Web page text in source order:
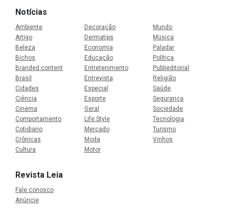
Notícias
Ambiente
Artigo
Beleza
Bichos
Branded content
Brasil
Cidades
Ciência
Cinema
Comportamento
Cotidiano
Crônicas
Cultura
Decoração
Dermatips
Economia
Educação
Entretenimento
Entrevista
Especial
Esporte
Geral
Life Style
Mercado
Moda
Motor
Mundo
Música
Paladar
Política
Publieditorial
Religião
Saúde
Segurança
Sociedade
Tecnologia
Turismo
Vinhos
Revista Leia
Fale conosco
Anúncie